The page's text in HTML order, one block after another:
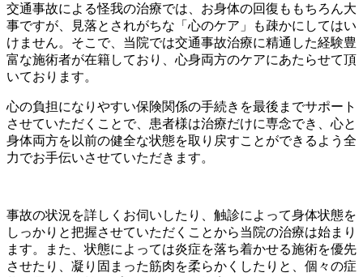
交通事故による怪我の治療では、お身体の回復ももちろん大
事ですが、見落とされがちな「心のケア」も疎かにしてはい
けません。そこで、当院では交通事故治療に精通した経験豊
富な施術者が在籍しており、心身両方のケアにあたらせて頂
いております。
心の負担になりやすい保険関係の手続きを最後までサポート
させていただくことで、患者様は治療だけに専念でき、心と
身体両方を以前の健全な状態を取り戻すことができるよう全
力でお手伝いさせていただきます。
事故の状況を詳しくお伺いしたり、触診によって身体状態を
しっかりと把握させていただくことから当院の治療は始まり
ます。また、状態によっては炎症を落ち着かせる施術を優先
させたり、凝り固まった筋肉を柔らかくしたりと、個々の症